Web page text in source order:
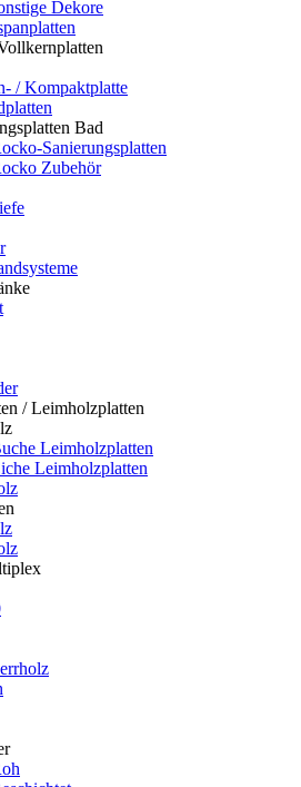
Dekore
/ Kompaktplatte
Bad
Sanierungsplatten
Zubehör
/ Leimholzplatten
Leimholzplatten
Leimholzplatten